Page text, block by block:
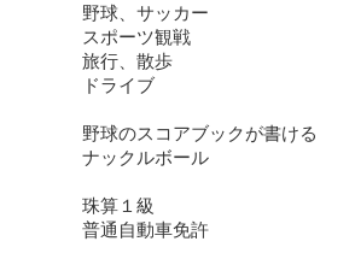
野球、サッカー
スポーツ観戦
旅行、散歩
ドライブ
野球のスコアブックが書ける
ナックルボール
珠算１級
普通自動車免許